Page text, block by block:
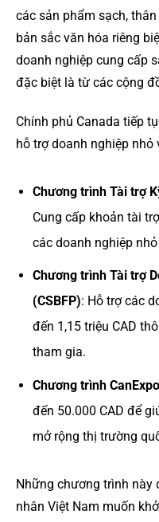
các sản phẩm sạch,
bản sắc văn hóa riêng
doanh nghiệp cung cấp
đặc biệt là từ các cộng
Chính phủ Canada tiếp
hỗ trợ doanh nghiệp nhỏ
Chương trình Tài trợ
Cung cấp khoản tài
các doanh nghiệp
Chương trình Tài trợ
(CSBFP): Hỗ trợ các
đến 1,15 triệu CAD
tham gia.
Chương trình
đến 50.000 CAD để
mở rộng thị trường
Những chương trình này
nhân Việt Nam muốn